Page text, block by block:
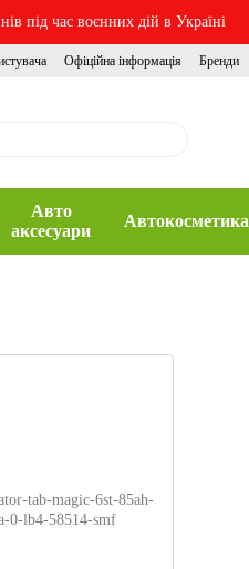
під час воєнних дій в Україні
Офіційна інформація Бренди
Авто
аксесуари
Автокосметика